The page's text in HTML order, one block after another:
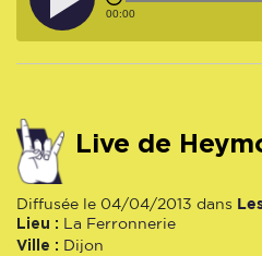
00:00
Live de
Diffusée le 04/04/2013 dans
Lieu : La Ferronnerie
Ville : Dijon